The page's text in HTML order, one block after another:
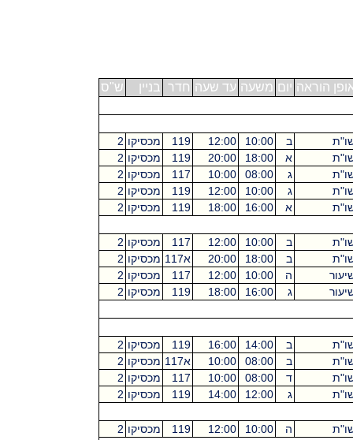
הוראה יום משעה עד שעה חדר בניין ש"ס
ב 10:00
12:00
119 מכסיקו 2
א 18:00
20:00
119 מכסיקו 2
ג 08:00
10:00
117 מכסיקו 2
ג 10:00
12:00
119 מכסיקו 2
א 16:00
18:00
119 מכסיקו 2
ב 10:00
12:00
117 מכסיקו 2
ב 18:00
20:00 א117 מכסיקו 2
ה 10:00
12:00
117 מכסיקו 2
ג 16:00
18:00
119 מכסיקו 2
ב 14:00
16:00
119 מכסיקו 2
ב 08:00
10:00 א117 מכסיקו 2
ד 08:00
10:00
117 מכסיקו 2
ג 12:00
14:00
119 מכסיקו 2
ה 10:00
12:00
119 מכסיקו 2